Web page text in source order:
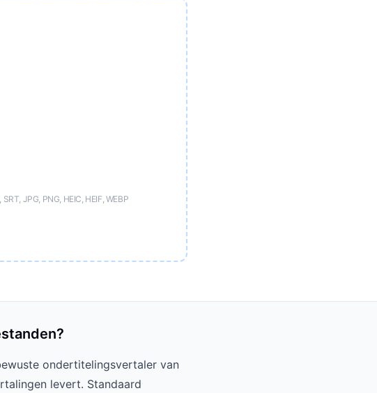
JPG, PNG, HEIC, HEIF, WEBP
ondertitelingsvertaler van
levert. Standaard